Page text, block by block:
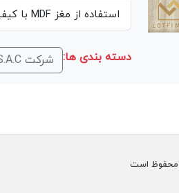
استفاده از مغز MDF با کیفیت و روکش ضد تغییر رنگ
دسته بندی ها: شرکت S.A.C
محفوظ است